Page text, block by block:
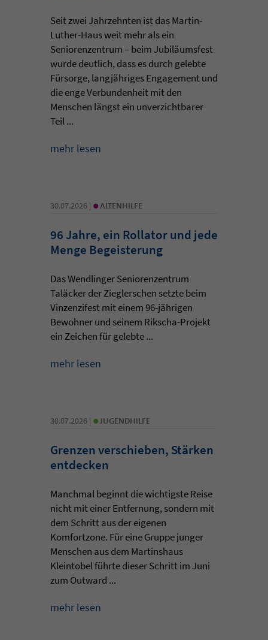
Seit zwei Jahrzehnten ist das Martin-
Luther-Haus weit mehr als ein
Seniorenzentrum – beim Jubiläumsfest
wurde deutlich, dass es durch gelebte
Fürsorge, langjähriges Engagement und
die enge Verbundenheit mit den
Menschen längst ein unverzichtbarer
Teil ...
mehr lesen
30.07.2026 | • ALTENHILFE
96 Jahre, ein Rollator und jede
Menge Begeisterung
Das Wendlinger Seniorenzentrum
Taläcker der Zieglerschen setzte beim
Vinzenzifest mit einem 96-jährigen
Bewohner und seinem Rikscha-Projekt
ein Zeichen für gelebte ...
mehr lesen
30.07.2026 | • JUGENDHILFE
Grenzen verschieben, Stärken
entdecken
Manchmal beginnt die wichtigste Reise
nicht mit einer Entfernung, sondern mit
dem Schritt aus der eigenen
Komfortzone. Für eine Gruppe junger
Menschen aus dem Martinshaus
Kleintobel führte dieser Schritt im Juni
zum Outward ...
mehr lesen